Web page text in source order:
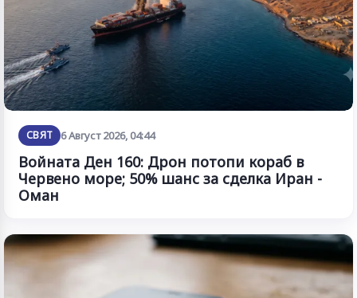
СВЯТ 6 Август 2026, 04:44
Войната Ден 160: Дрон потопи кораб в
Червено море; 50% шанс за сделка Иран -
Оман